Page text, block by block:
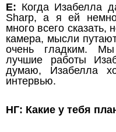
Е: Когда Изабелла
Sharp, а я ей
много всего сказать,
камера, мысли
очень гладким. Мы
лучшие работы
думаю, Изабелла
интервью.
НГ: Какие у тебя